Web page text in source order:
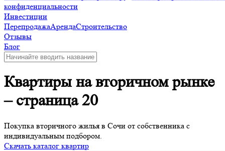
конфиденциальности
Инвестиции
ПерепродажаАрендаСтроительство
Отзывы
Блог
Квартиры на вторичном рынке
– страница 20
Покупка вторичного жилья в Сочи от собственника с
индивидуальным подбором.
Скачать каталог квартир